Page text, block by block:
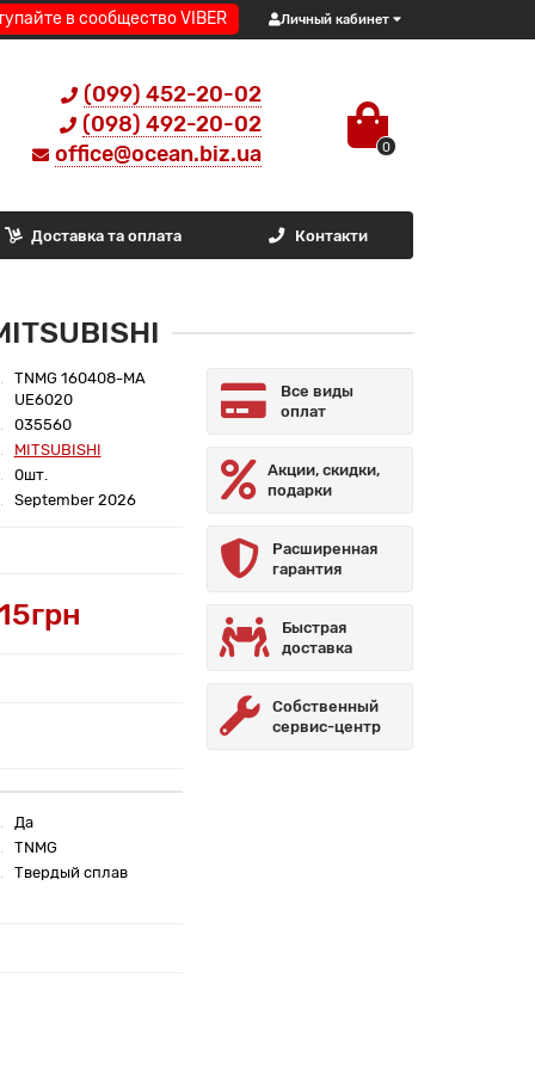
в сообщество VIBER Личный кабинет
(099) 452-20-02
(098) 492-20-02
office@ocean.biz.ua
0
Доставка та оплата Контакти
TNMG 160408-MA
UE6020
035560
MITSUBISHI
0шт.
September 2026
Да
TNMG
Твердый сплав
Все виды
оплат
Акции, скидки,
подарки
Расширенная
гарантия
Быстрая
доставка
Собственный
сервис-центр